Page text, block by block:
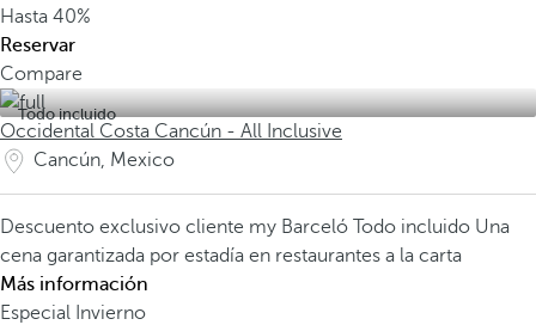
Hasta 40%
Reservar
Compare
Todo incluido
Occidental Costa Cancún - All Inclusive
Cancún, Mexico
Descuento exclusivo cliente my Barceló Todo incluido Una
cena garantizada por estadía en restaurantes a la carta
Más información
Especial Invierno